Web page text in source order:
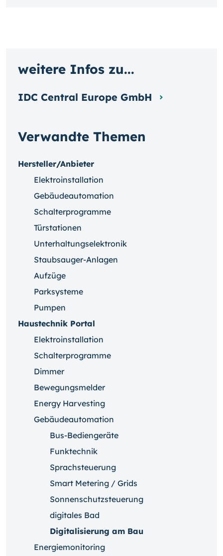
Verwandte Themen
Hersteller/Anbieter
Elektroinstallation
Gebäudeautomation
Schalterprogramme
Türstationen
Unterhaltungselektronik
Staubsauger-Anlagen
Aufzüge
Parksysteme
Pumpen
Haustechnik Portal
Elektroinstallation
Schalterprogramme
Dimmer
Bewegungsmelder
Energy Harvesting
Gebäudeautomation
Bus-Bediengeräte
Funktechnik
Sprachsteuerung
Smart Metering / Grids
Sonnenschutzsteuerung
digitales Bad
Digitalisierung am Bau
Energiemonitoring
weitere Infos zu...
IDC Central Europe GmbH